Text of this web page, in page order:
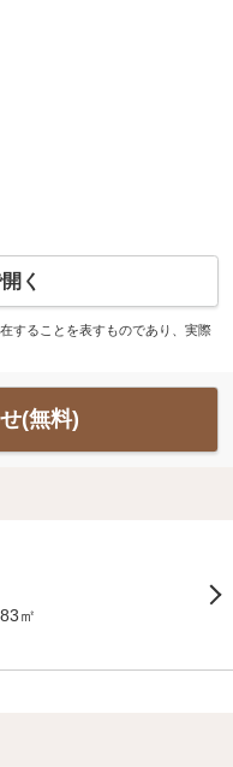
く
することを表すものであり、実際
(無料)
㎡